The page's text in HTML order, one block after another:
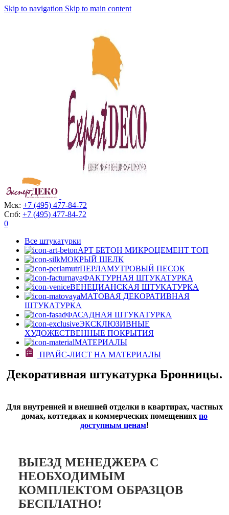
Skip to navigation Skip to main content
Мск: +7 (495) 477-84-72
Спб: +7 (495) 477-84-72
0
Все штукатурки
АРТ БЕТОН МИКРОЦЕМЕНТ ТОП
МОКРЫЙ ШЕЛК
ПЕРЛАМУТРОВЫЙ ПЕСОК
ФАКТУРНАЯ ШТУКАТУРКА
ВЕНЕЦИАНСКАЯ ШТУКАТУРКА
МАТОВАЯ ДЕКОРАТИВНАЯ
ШТУКАТУРКА
ФАСАДНАЯ ШТУКАТУРКА
ЭКСКЛЮЗИВНЫЕ
ХУДОЖЕСТВЕННЫЕ ПОКРЫТИЯ
МАТЕРИАЛЫ
ПРАЙС-ЛИСТ НА МАТЕРИАЛЫ
Декоративная штукатурка Бронницы.
Для внутренней и внешней отделки в квартирах, частных
домах, коттеджах и коммерческих помещениях по
доступным ценам!
ВЫЕЗД МЕНЕДЖЕРА С
НЕОБХОДИМЫМ
КОМПЛЕКТОМ ОБРАЗЦОВ
БЕСПЛАТНО!